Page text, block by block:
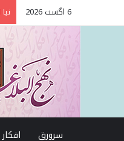
6 اگست 2026
سرورق